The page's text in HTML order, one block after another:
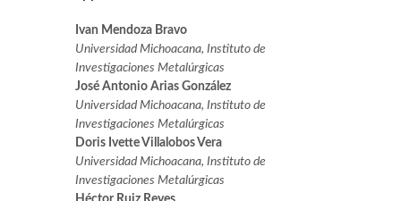
Ivan Mendoza Bravo
Universidad Michoacana, Instituto de
Investigaciones Metalúrgicas
José Antonio Arias González
Universidad Michoacana, Instituto de
Investigaciones Metalúrgicas
Doris Ivette Villalobos Vera
Universidad Michoacana, Instituto de
Investigaciones Metalúrgicas